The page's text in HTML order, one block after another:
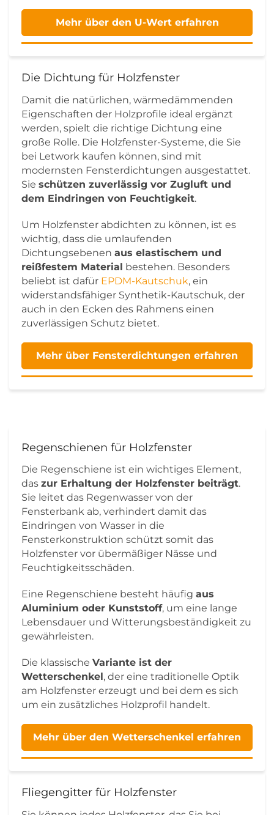
Mehr über den U-Wert erfahren
Die Dichtung für Holzfenster
Damit die natürlichen, wärmedämmenden
Eigenschaften der Holzprofile ideal ergänzt
werden, spielt die richtige Dichtung eine
große Rolle. Die Holzfenster-Systeme, die Sie
bei Letwork kaufen können, sind mit
modernsten Fensterdichtungen ausgestattet.
Sie schützen zuverlässig vor Zugluft und
dem Eindringen von Feuchtigkeit.
Um Holzfenster abdichten zu können, ist es
wichtig, dass die umlaufenden
Dichtungsebenen aus elastischem und
reißfestem Material bestehen. Besonders
beliebt ist dafür EPDM-Kautschuk, ein
widerstandsfähiger Synthetik-Kautschuk, der
auch in den Ecken des Rahmens einen
zuverlässigen Schutz bietet.
Mehr über Fensterdichtungen erfahren
Regenschienen für Holzfenster
Die Regenschiene ist ein wichtiges Element,
das zur Erhaltung der Holzfenster beiträgt.
Sie leitet das Regenwasser von der
Fensterbank ab, verhindert damit das
Eindringen von Wasser in die
Fensterkonstruktion schützt somit das
Holzfenster vor übermäßiger Nässe und
Feuchtigkeitsschäden.
Eine Regenschiene besteht häufig aus
Aluminium oder Kunststoff, um eine lange
Lebensdauer und Witterungsbeständigkeit zu
gewährleisten.
Die klassische Variante ist der
Wetterschenkel , der eine traditionelle Optik
am Holzfenster erzeugt und bei dem es sich
um ein zusätzliches Holzprofil handelt.
Mehr über den Wetterschenkel erfahren
Fliegengitter für Holzfenster